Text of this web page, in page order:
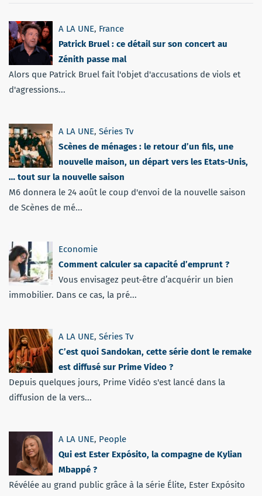
A LA UNE, France
Patrick Bruel : ce détail sur son concert au
Zénith passe mal
Alors que Patrick Bruel fait l'objet d'accusations de viols et
d'agressions...
A LA UNE, Séries Tv
Scènes de ménages : le retour d’un fils, une
nouvelle maison, un départ vers les Etats-Unis,
… tout sur la nouvelle saison
M6 donnera le 24 août le coup d'envoi de la nouvelle saison
de Scènes de mé...
Economie
Comment calculer sa capacité d’emprunt ?
Vous envisagez peut-être d’acquérir un bien
immobilier. Dans ce cas, la pré...
A LA UNE, Séries Tv
C’est quoi Sandokan, cette série dont le remake
est diffusé sur Prime Video ?
Depuis quelques jours, Prime Vidéo s'est lancé dans la
diffusion de la vers...
A LA UNE, People
Qui est Ester Expósito, la compagne de Kylian
Mbappé ?
Révélée au grand public grâce à la série Élite, Ester Expósito